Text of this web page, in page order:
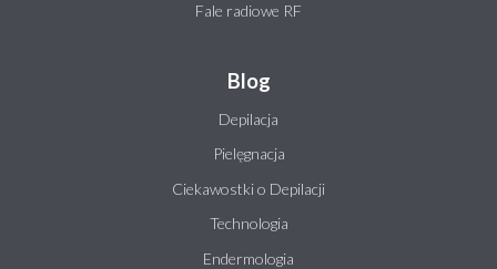
Fale radiowe RF
Blog
Depilacja
Pielęgnacja
Ciekawostki o Depilacji
Technologia
Endermologia